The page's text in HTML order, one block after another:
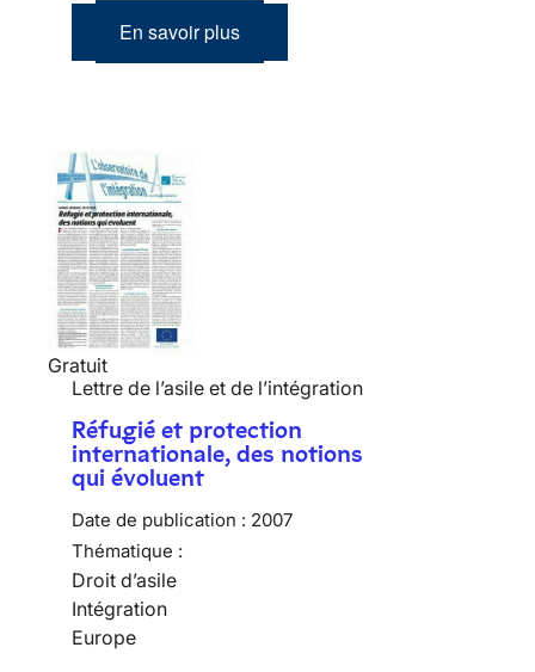
En savoir plus
Gratuit
Lettre de l’asile et de l’intégration
Réfugié et protection
internationale, des notions
qui évoluent
Date de publication : 2007
Thématique :
Droit d’asile
Intégration
Europe